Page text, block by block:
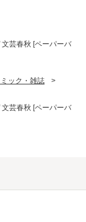
芸春秋 [ペーパーバ
ック・雑誌
>
芸春秋 [ペーパーバ